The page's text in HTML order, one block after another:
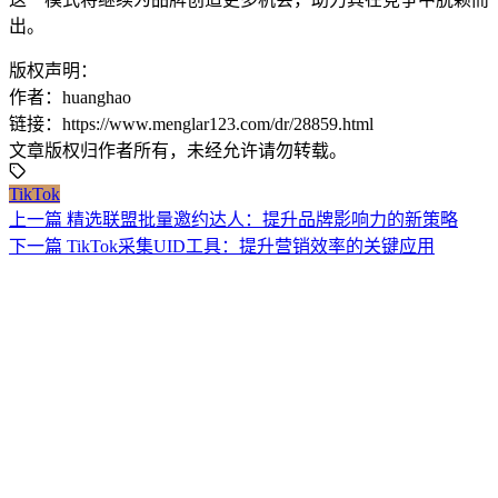
出。
版权声明：
作者：huanghao
链接：https://www.menglar123.com/dr/28859.html
文章版权归作者所有，未经允许请勿转载。
TikTok
上一篇 精选联盟批量邀约达人：提升品牌影响力的新策略
下一篇 TikTok采集UID工具：提升营销效率的关键应用